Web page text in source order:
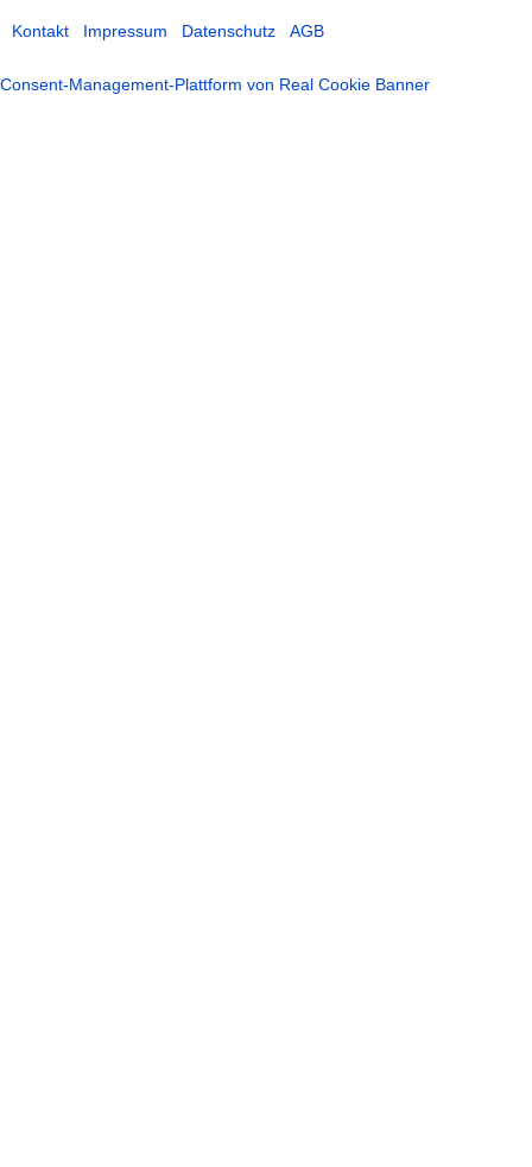
Kontakt Impressum Datenschutz AGB
Consent-Management-Plattform von Real Cookie Banner